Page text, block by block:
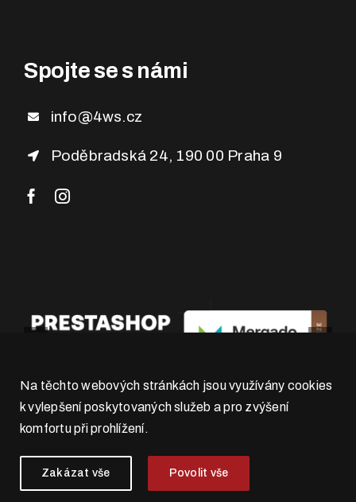
Spojte se s námi
info@4ws.cz
Poděbradská 24, 190 00 Praha 9
Na těchto webových stránkách jsou využívány cookies
k vylepšení poskytovaných služeb a pro zvýšení
komfortu při prohlížení.
Zakázat vše Povolit vše